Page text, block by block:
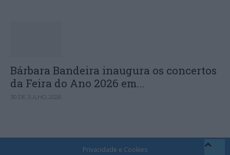
Bárbara Bandeira inaugura os concertos
da Feira do Ano 2026 em...
30 DE JULHO, 2026
Privacidade e Cookies